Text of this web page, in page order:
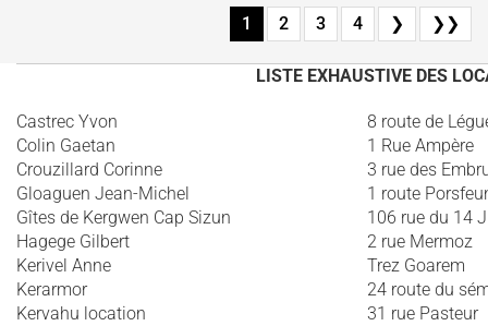
1 2 3 4 ❯ ❯❯
LISTE EXHAUSTIVE DES
Castrec Yvon
8 route de
Colin Gaetan
1 Rue Ampère
Crouzillard Corinne
3 rue des
Gloaguen Jean-Michel
1 route
Gîtes de Kergwen Cap Sizun
106 rue du 14
Hagege Gilbert
2 rue Mermoz
Kerivel Anne
Trez Goarem
Kerarmor
24 route du
Kervahu location
31 rue Pasteur